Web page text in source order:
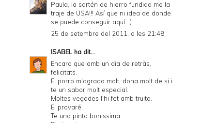
Paula, la sartén de hierro fundido me la
traje de USA!!! Así que ni idea de donde
se puede conseguir aquí. ;)
25 de setembre del 2011, a les 21:48
ISABEL ha dit...
Encara que amb un dia de retràs,
felicitats.
El porro m'agrada molt, dona molt de si i
te un sabor molt especial.
Moltes vegades l'hi fet amb truita.
El provaré.
Te una pinta bonissima.